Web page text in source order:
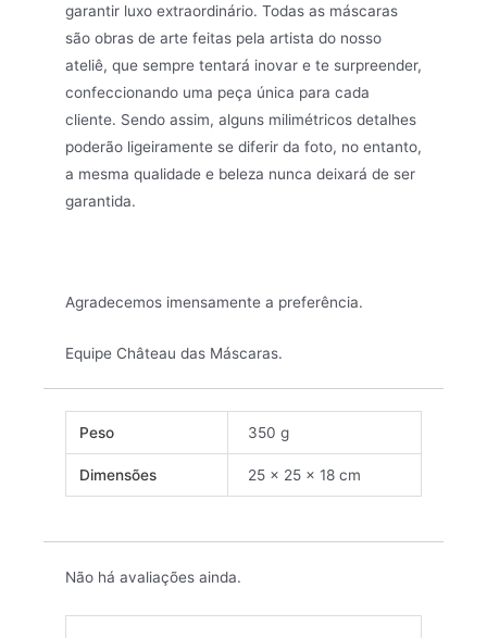
garantir luxo extraordinário. Todas as máscaras
são obras de arte feitas pela artista do nosso
ateliê, que sempre tentará inovar e te surpreender,
confeccionando uma peça única para cada
cliente. Sendo assim, alguns milimétricos detalhes
poderão ligeiramente se diferir da foto, no entanto,
a mesma qualidade e beleza nunca deixará de ser
garantida.
Agradecemos imensamente a preferência.
Equipe Château das Máscaras.
Peso 350 g
Dimensões 25 × 25 × 18 cm
Não há avaliações ainda.